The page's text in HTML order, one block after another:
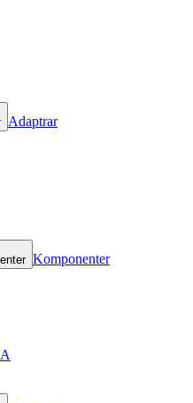
Adaptrar
Komponenter